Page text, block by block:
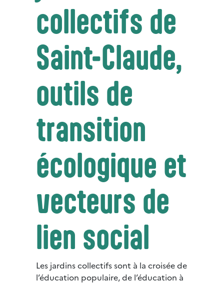
collectifs de
Saint-Claude,
outils de
transition
écologique et
vecteurs de
lien social
Les jardins collectifs sont à la croisée de
l’éducation populaire, de l’éducation à